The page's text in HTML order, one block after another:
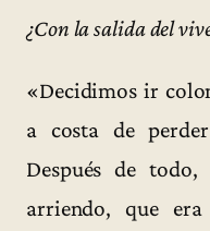
¿Con la salida del
«Decidimos ir
a costa de
Después de
arriendo, que